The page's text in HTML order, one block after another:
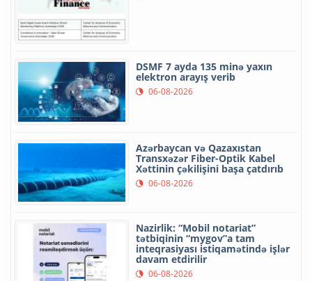
DSMF 7 ayda 135 minə yaxın
elektron arayış verib
06-08-2026
Azərbaycan və Qazaxıstan
Transxəzər Fiber-Optik Kabel
Xəttinin çəkilişini başa çatdırıb
06-08-2026
Nazirlik: “Mobil notariat”
tətbiqinin “mygov”a tam
inteqrasiyası istiqamətində işlər
davam etdirilir
06-08-2026